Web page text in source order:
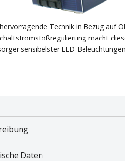
Technik in Bezug auf
macht
sensibelster LED-
Daten